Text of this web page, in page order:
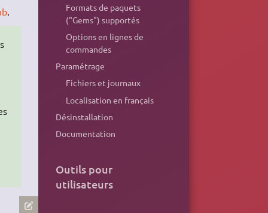
.
Formats de paquets
("Gems") supportés
Options en lignes de
commandes
Paramétrage
Fichiers et journaux
Localisation en français
Désinstallation
Documentation
Outils pour
utilisateurs